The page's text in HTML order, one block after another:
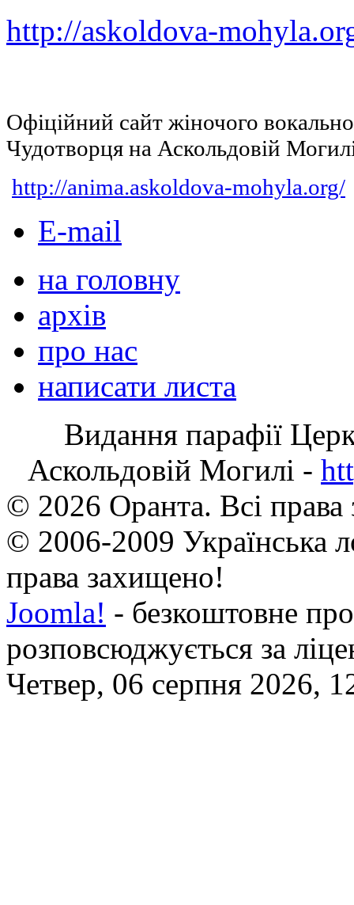
http://askoldova-
Офіційний сайт жіночого
Чудотворця на Аскольдовій
http://anima.askoldova-mohyla.org/
E-mail
на головну
архів
про нас
написати листа
Видання парафії
Аскольдовій Могилі -
© 2026 Оранта. Всі
© 2006-2009 Українська
права захищено!
Joomla! - безкоштовне
розповсюджується за
Четвер, 06 серпня 2026,